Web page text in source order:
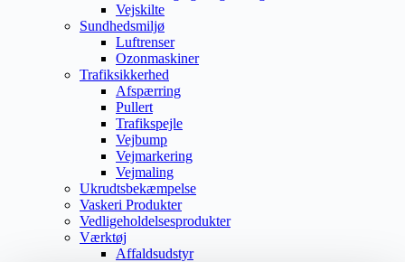
Vejskilte
Sundhedsmiljø
Luftrenser
Ozonmaskiner
Trafiksikkerhed
Afspærring
Pullert
Trafikspejle
Vejbump
Vejmarkering
Vejmaling
Ukrudtsbekæmpelse
Vaskeri Produkter
Vedligeholdelsesprodukter
Værktøj
Affaldsudstyr